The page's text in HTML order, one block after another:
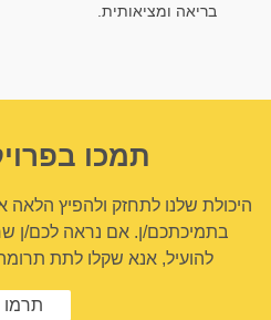
בריאה ומציאותית.
תמכו
היכולת שלנו לתחזק ולהפיץ הלאה
בתמיכתכם/ן. אם נראה לכם/ן
להועיל, אנא שקלו לתת
תרמו